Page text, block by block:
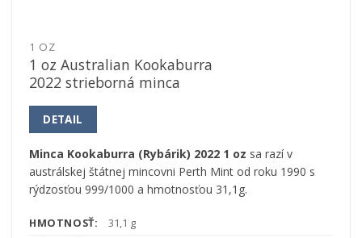
1 OZ
1 oz Australian Kookaburra
2022 strieborná minca
DETAIL
Minca Kookaburra (Rybárik) 2022 1 oz sa razí v
austrálskej štátnej mincovni Perth Mint od roku 1990 s
rýdzosťou 999/1000 a hmotnosťou 31,1g.
HMOTNOSŤ:
31,1 g